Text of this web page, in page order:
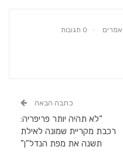
0 תגובות
כתבה הבאה
“לא תהיה יותר פריפריה:
רכבת מקריית שמונה לאילת
תשנה את מפת הנדל"ן”